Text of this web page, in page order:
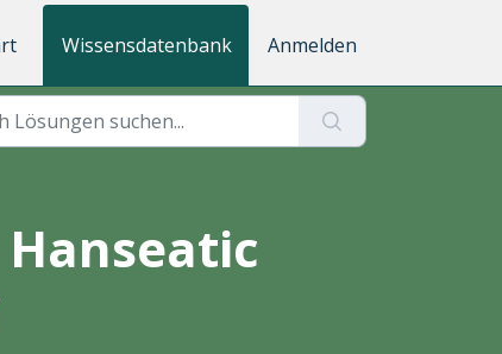
Wissensdatenbank Anmelden